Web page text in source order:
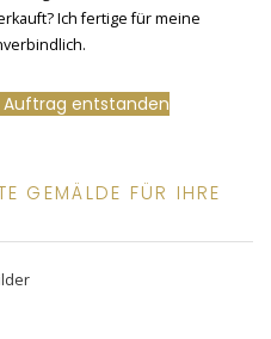
Ich fertige für meine
Auftrag entstanden
GEMÄLDE FÜR IHRE